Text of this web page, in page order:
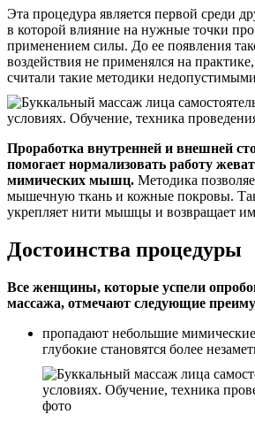
Эта процедура является первой среди
в которой влияние на нужные точки
применением силы. До ее появления
воздействия не применялся на
считали такие методики
Проработка внутренней и внешней
помогает нормализовать работу
мимических мышц. Методика
мышечную ткань и кожные покровы.
укрепляет нити мышцы и возвращает им
Достоинства процедуры
Все женщины, которые успели
массажа, отмечают следующие
пропадают небольшие
глубокие становятся более